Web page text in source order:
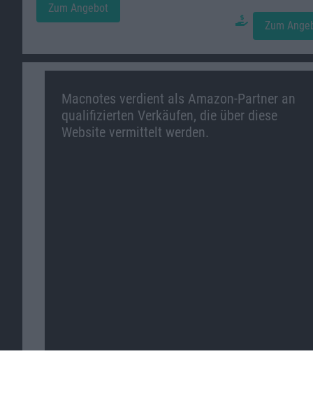
Zum Angebot
Zum
Macnotes verdient als Amazon-Partner an
qualifizierten Verkäufen, die über diese
Website vermittelt werden.